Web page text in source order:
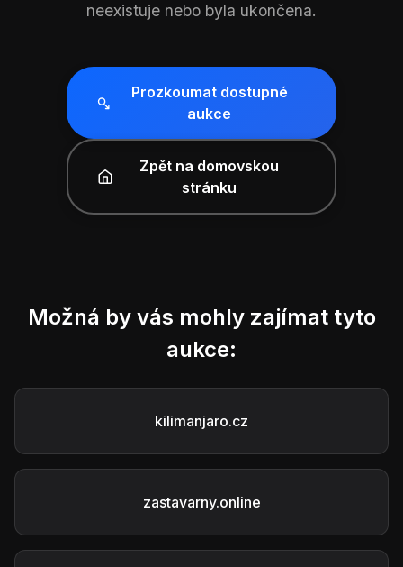
neexistuje nebo byla ukončena.
Prozkoumat dostupné
aukce
Zpět na domovskou
stránku
Možná by vás mohly zajímat tyto
aukce:
kilimanjaro.cz
zastavarny.online